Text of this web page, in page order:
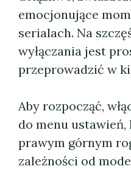
emocjonujące
serialach. Na
wyłączania jest
przeprowadzić w
Aby rozpocząć,
do menu
prawym górnym
zależności od